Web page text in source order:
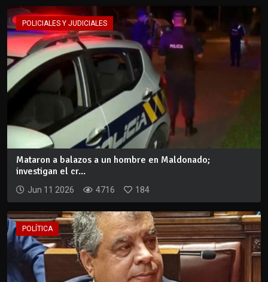
POLICIALES Y JUDICIALES
Mataron a balazos a un hombre en Maldonado;
investigan el cr...
Jun 11 2026 4716 184
POLÍTICA